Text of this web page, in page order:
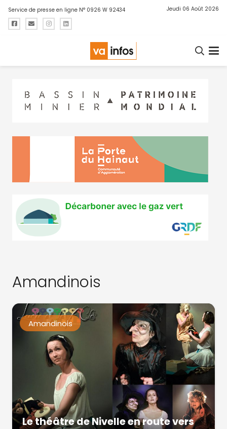
Service de presse en ligne N° 0926 W 92434 Jeudi 06 Août 2026
Amandinois
Amandinois
Le théâtre de Nivelle en route vers